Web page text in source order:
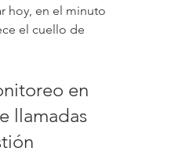
hoy, en el minuto
el cuello de
en
llamadas